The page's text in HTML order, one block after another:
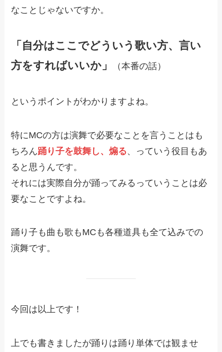
なことじゃないですか。
「自分はここでどういう歌い方、言い
方をすればいいか」
（本番の話）
というポイントがわかりますよね。
特にMCの方は演舞で必要なことを言うことはも
ちろん踊り子を鼓舞し、煽る、っていう役目もあ
ると思うんです。
それには実際自分が踊ってみるっていうことは必
要なことですよね。
踊り子も曲も歌もMCも各種道具も全て込みでの
演舞です。
今回は以上です！
上でも書きましたが踊りは踊り単体では観ませ